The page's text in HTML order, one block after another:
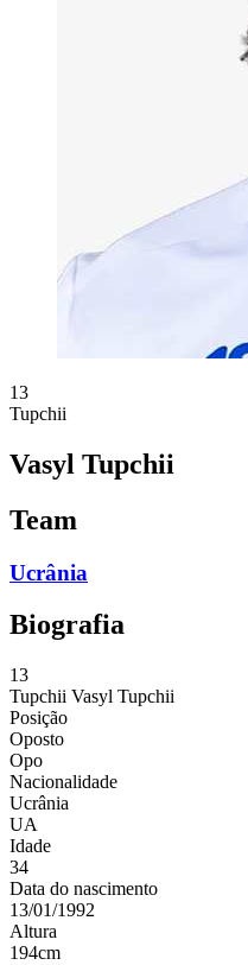
13
Tupchii
Vasyl Tupchii
Team
Ucrânia
Biografia
13
Tupchii Vasyl Tupchii
Posição
Oposto
Opo
Nacionalidade
Ucrânia
UA
Idade
34
Data do nascimento
13/01/1992
Altura
194cm